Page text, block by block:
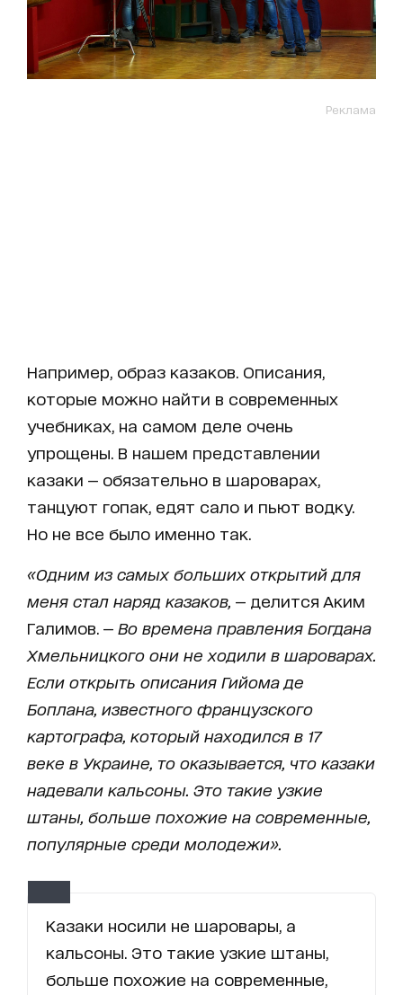
Реклама
Например, образ казаков. Описания,
которые можно найти в современных
учебниках, на самом деле очень
упрощены. В нашем представлении
казаки — обязательно в шароварах,
танцуют гопак, едят сало и пьют водку.
Но не все было именно так.
«Одним из самых больших открытий для
меня стал наряд казаков, — делится Аким
Галимов. — Во времена правления Богдана
Хмельницкого они не ходили в шароварах.
Если открыть описания Гийома де
Боплана, известного французского
картографа, который находился в 17
веке в Украине, то оказывается, что казаки
надевали кальсоны. Это такие узкие
штаны, больше похожие на современные,
популярные среди молодежи».
Казаки носили не шаровары, а
кальсоны. Это такие узкие штаны,
больше похожие на современные,